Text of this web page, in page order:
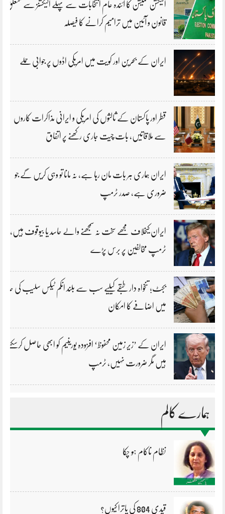
الیکشن کمیشن کا آئندہ عام انتخابات سے پہلے الیکشنز سے متعلق
قانون و آئین میں ترامیم کرانے کا فیصلہ
ایران کے بحرین اور کویت میں امریکی اڈوں پر جوابی حملے
قطر اور پاکستان کے ثالثوں کی امریکی و ایرانی مذاکرات کاروں
سے ملاقاتیں، بات چیت جاری رکھنے پر اتفاق
ایران ہماری ہر بات مان رہا ہے، نہ مانا تو وہی کریں گے جو
ضروری ہے، صدر ٹرمپ
ایران کیخلاف مجھے سخت نہ سمجھنے والے حاسد یا بیوقوف ہیں،
ٹرمپ مخالفین پر برس پڑے
بجٹ؛ تنخواہ دار طبقے کیلیے سب سے بلند انکم ٹیکس سلیب کی حد
میں اضافے کا امکان
ایران کے ’زیر زمین محفوظ‘ افزودہ یورینیم کو ابھی حاصل کرسکتے
ہیں مگر ضرورت نہیں، ٹرمپ
ہمارے کالم
نظام ناکام ہو چکا
قیدی 804 کی یاترا کیوں؟